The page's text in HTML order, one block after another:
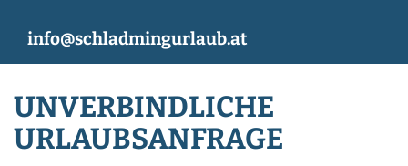
info@schladmingurlaub.at
UNVERBINDLICHE
URLAUBSANFRAGE